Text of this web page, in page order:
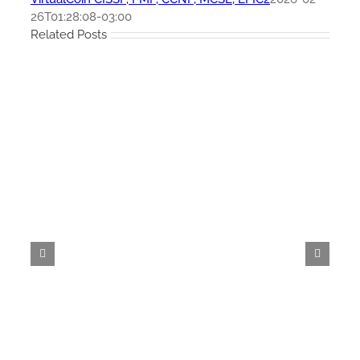
26T01:28:08-03:00
Related Posts